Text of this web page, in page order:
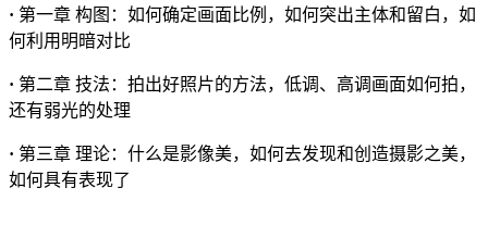
· 第一章 构图：如何确定画面比例，如何突出主体和留白，如
何利用明暗对比
· 第二章 技法：拍出好照片的方法，低调、高调画面如何拍，
还有弱光的处理
· 第三章 理论：什么是影像美，如何去发现和创造摄影之美，
如何具有表现了